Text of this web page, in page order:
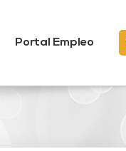
Portal Empleo